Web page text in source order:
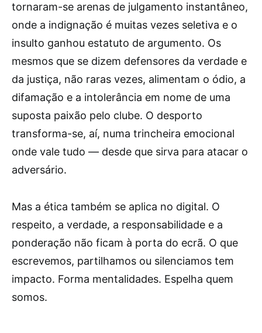
tornaram-se arenas de julgamento instantâneo,
onde a indignação é muitas vezes seletiva e o
insulto ganhou estatuto de argumento. Os
mesmos que se dizem defensores da verdade e
da justiça, não raras vezes, alimentam o ódio, a
difamação e a intolerância em nome de uma
suposta paixão pelo clube. O desporto
transforma-se, aí, numa trincheira emocional
onde vale tudo — desde que sirva para atacar o
adversário.
Mas a ética também se aplica no digital. O
respeito, a verdade, a responsabilidade e a
ponderação não ficam à porta do ecrã. O que
escrevemos, partilhamos ou silenciamos tem
impacto. Forma mentalidades. Espelha quem
somos.